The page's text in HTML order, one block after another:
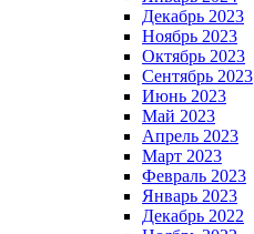
Декабрь 2023
Ноябрь 2023
Октябрь 2023
Сентябрь 2023
Июнь 2023
Май 2023
Апрель 2023
Март 2023
Февраль 2023
Январь 2023
Декабрь 2022